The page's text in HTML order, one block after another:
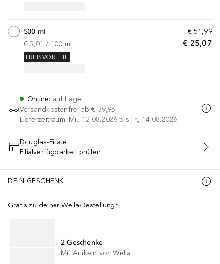
€ 51,99
€ 25,07
500 ml
€ 5,01 / 100 ml
PREISVORTEIL
Online: auf Lager
Versandkostenfrei ab € 39,95
Lieferzeitraum: Mi., 12.08.2026 bis Fr., 14.08.2026
IN DEN WARENKORB
Douglas-Filiale
Filialverfügbarkeit prüfen
DEIN GESCHENK
Gratis zu deiner Wella-Bestellung*
2 Geschenke
Mit Artikeln von Wella